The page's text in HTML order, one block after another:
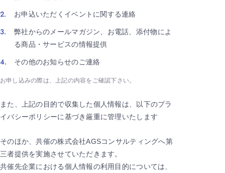
お申込いただくイベントに関する連絡
弊社からのメールマガジン、お電話、添付物によ
る商品・サービスの情報提供
その他のお知らせのご連絡
お申し込みの際は、上記の内容をご確認下さい。
また、上記の目的で収集した個人情報は、以下のプラ
イバシーポリシーに基づき厳重に管理いたします
そのほか、共催の株式会社AGSコンサルティングへ第
三者提供を実施させていただきます。
共催先企業における個人情報の利用目的については、